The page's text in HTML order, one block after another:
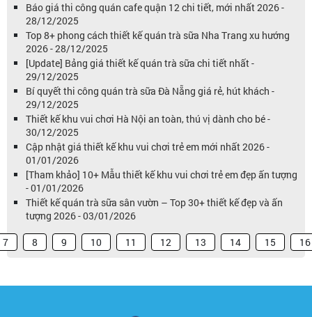
Báo giá thi công quán cafe quận 12 chi tiết, mới nhất 2026 -
28/12/2025
Top 8+ phong cách thiết kế quán trà sữa Nha Trang xu hướng
2026 - 28/12/2025
[Update] Bảng giá thiết kế quán trà sữa chi tiết nhất -
29/12/2025
Bí quyết thi công quán trà sữa Đà Nẵng giá rẻ, hút khách -
29/12/2025
Thiết kế khu vui chơi Hà Nội an toàn, thú vị dành cho bé -
30/12/2025
Cập nhật giá thiết kế khu vui chơi trẻ em mới nhất 2026 -
01/01/2026
[Tham khảo] 10+ Mẫu thiết kế khu vui chơi trẻ em đẹp ấn tượng
- 01/01/2026
Thiết kế quán trà sữa sân vườn – Top 30+ thiết kế đẹp và ấn
tượng 2026 - 03/01/2026
7 8 9 10 11 12 13 14 15 16